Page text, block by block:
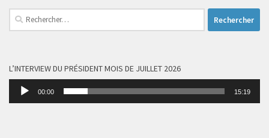
Rechercher :
L’INTERVIEW DU PRÉSIDENT MOIS DE JUILLET 2026
Lecteur
00:00 15:19